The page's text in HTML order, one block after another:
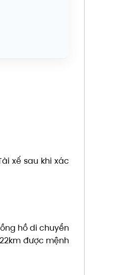
xế sau khi xác
hồ di chuyển
được mệnh